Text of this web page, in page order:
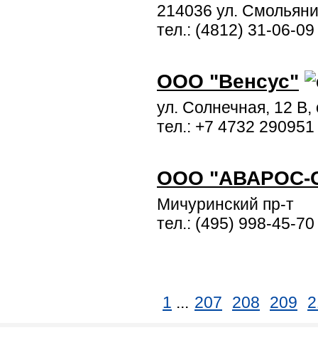
214036 ул.
тел.: (4812) 31-06-09
ООО "Венсус"
ул. Солнечная, 12
тел.: +7 4732 290951
ООО "АВАРОС-
Мичуринский пр-т
тел.: (495) 998-45-70
1 ... 207 208 209